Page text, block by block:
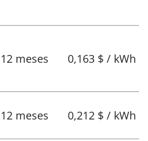
12 meses 0,163 $ / kWh
12 meses 0,212 $ / kWh